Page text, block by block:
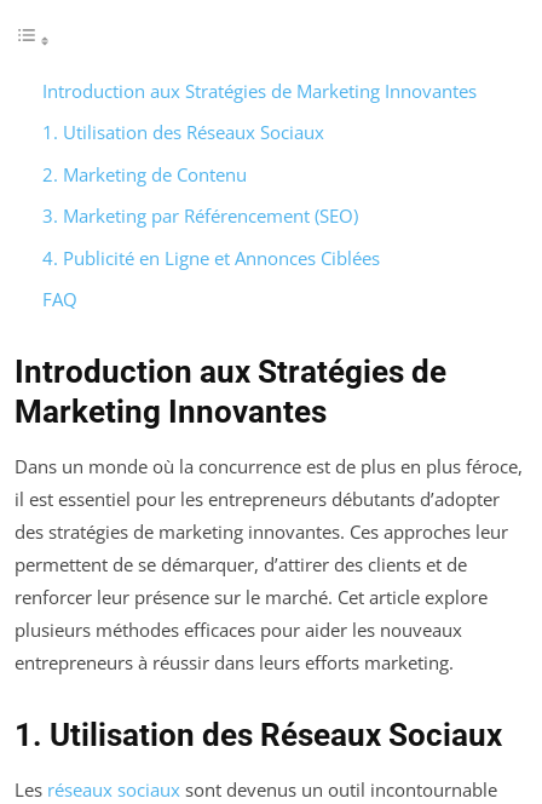
Introduction aux Stratégies de Marketing Innovantes
1. Utilisation des Réseaux Sociaux
2. Marketing de Contenu
3. Marketing par Référencement (SEO)
4. Publicité en Ligne et Annonces Ciblées
FAQ
Introduction aux Stratégies de
Marketing Innovantes
Dans un monde où la concurrence est de plus en plus féroce,
il est essentiel pour les entrepreneurs débutants d’adopter
des stratégies de marketing innovantes. Ces approches leur
permettent de se démarquer, d’attirer des clients et de
renforcer leur présence sur le marché. Cet article explore
plusieurs méthodes efficaces pour aider les nouveaux
entrepreneurs à réussir dans leurs efforts marketing.
1. Utilisation des Réseaux Sociaux
Les réseaux sociaux sont devenus un outil incontournable